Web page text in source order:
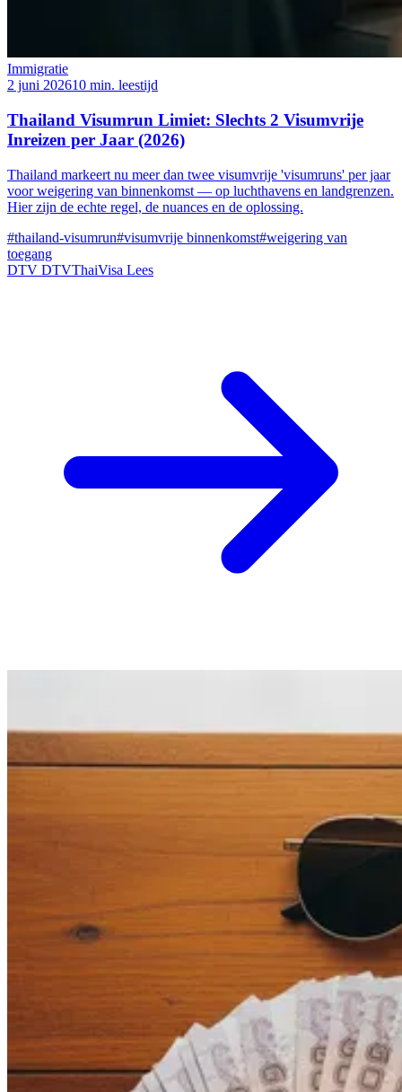
Immigratie
2 juni 202610 min. leestijd
Thailand Visumrun Limiet: Slechts 2 Visumvrije
Inreizen per Jaar (2026)
Thailand markeert nu meer dan twee visumvrije 'visumruns' per jaar
voor weigering van binnenkomst — op luchthavens en landgrenzen.
Hier zijn de echte regel, de nuances en de oplossing.
#thailand-visumrun#visumvrije binnenkomst#weigering van
toegang
DTV DTVThaiVisa Lees